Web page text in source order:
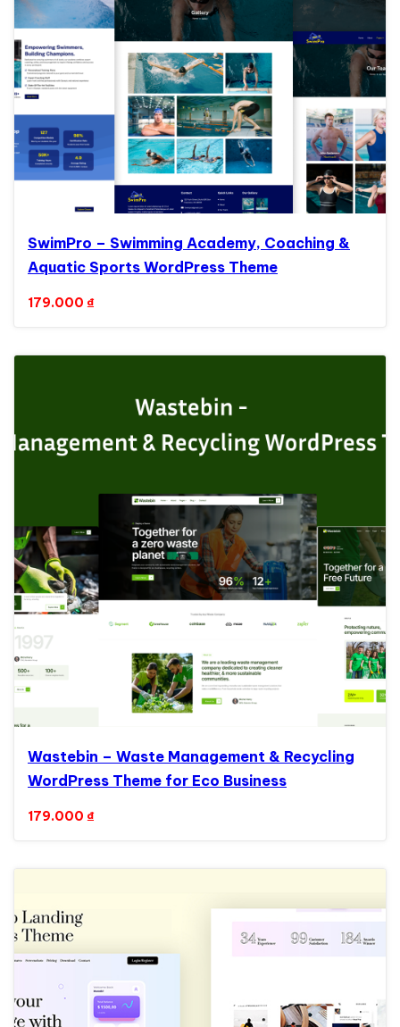
SwimPro – Swimming Academy, Coaching &
Aquatic Sports WordPress Theme
179.000 ₫
Wastebin – Waste Management & Recycling
WordPress Theme for Eco Business
179.000 ₫